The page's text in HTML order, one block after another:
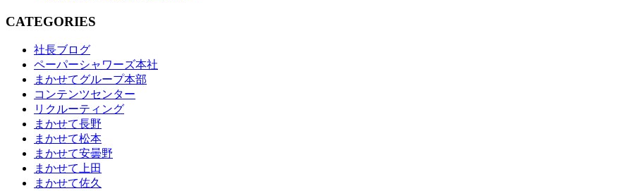
CATEGORIES
社長ブログ
ペーパーシャワーズ本社
まかせてグループ本部
コンテンツセンター
リクルーティング
まかせて長野
まかせて松本
まかせて安曇野
まかせて上田
まかせて佐久